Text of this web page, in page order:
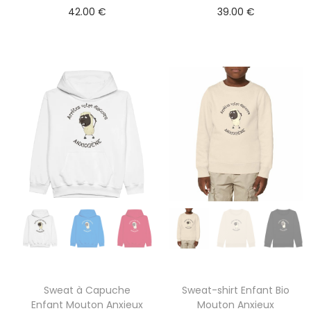
42.00€ 39.00 €
Sweat à Capuche
Enfant Mouton Anxieux
Sweat-shirt Enfant Bio
Mouton Anxieux